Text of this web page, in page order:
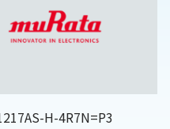
H-4R7N=P3